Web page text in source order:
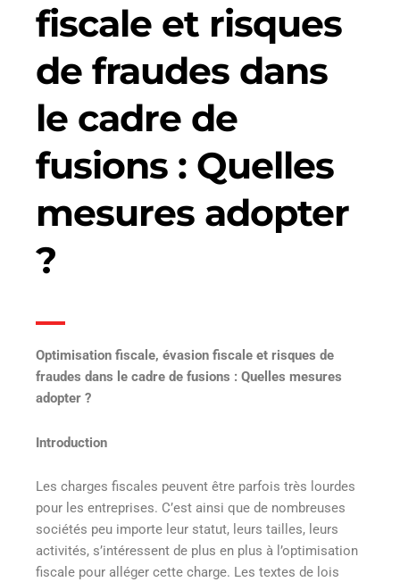
fiscale et risques
de fraudes dans
le cadre de
fusions : Quelles
mesures adopter
?
Optimisation fiscale, évasion fiscale et risques de
fraudes dans le cadre de fusions : Quelles mesures
adopter ?
Introduction
Les charges fiscales peuvent être parfois très lourdes
pour les entreprises. C’est ainsi que de nombreuses
sociétés peu importe leur statut, leurs tailles, leurs
activités, s’intéressent de plus en plus à l’optimisation
fiscale pour alléger cette charge. Les textes de lois